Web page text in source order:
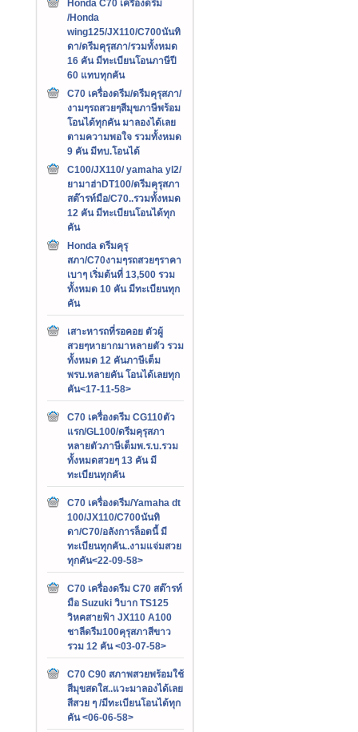
Honda C70 เครืองดรีม
/Honda
wing125/JX110/C700นันทิ
ดา/ดรีมคุรุสภา/รวมทั้งหมด
16 คัน มีทะเบียนโอนภาษีปี
60 แทบทุกคัน
C70 เครื่องดรีม/ดรีมคุรุสภา/
งามๆรถสวยๆสีมุขภาษีพร้อม
โอนได้ทุกคัน มาลองได้เลย
ตามความพอใจ รวมทั้งหมด
9 คัน มีทบ.โอนได้
C100/JX110/ yamaha yl2/
ยามาฮ่าDT100/ดรีมคุรุสภา
สต๊ารท์มือ/C70..รวมทั้งหมด
12 คัน มีทะเบียนโอนได้ทุก
คัน
Honda ดรีมคุรุ
สภา/C70งามๆรถสวยๆราคา
เบาๆ เริ่มต้นที่ 13,500 รวม
ทั้งหมด 10 คัน มีทะเบียนทุก
คัน
เสาะหารถที่รอคอย ตัวผู้
สวยๆหายากมาหลายตัว รวม
ทั้งหมด 12 คันภาษีเต็ม
พรบ.หลายคัน โอนได้เลยทุก
คัน<17-11-58>
C70 เครื่องดรีม CG110ตัว
แรก/GL100/ดรีมคุรุสภา
หลายตัวภาษีเต็มพ.ร.บ.รวม
ทั้งหมดสวยๆ 13 คัน มี
ทะเบียนทุกคัน
C70 เครื่องดรีม/Yamaha dt
100/JX110/C700นันทิ
ดา/C70/อลังการล็อตนี้ มี
ทะเบียนทุกคัน..งามแจ่มสวย
ทุกคัน<22-09-58>
C70 เครื่องดรีม C70 สต๊ารท์
มือ Suzuki วิบาก TS125
วิหคสายฟ้า JX110 A100
ชาลีดรีม100คุรุสภาสีขาว
รวม 12 คัน <03-07-58>
C70 C90 สภาพสวยพร้อมใช้
สีมุขสดใส..แวะมาลองได้เลย
สีสวย ๆ /มีทะเบียนโอนได้ทุก
คัน <06-06-58>